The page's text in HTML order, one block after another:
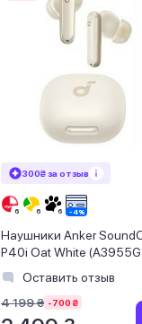
300₴ за отзыв
Наушники Anker
P40i Oat White
Оставить отзыв
4 199 ₴ -700 ₴